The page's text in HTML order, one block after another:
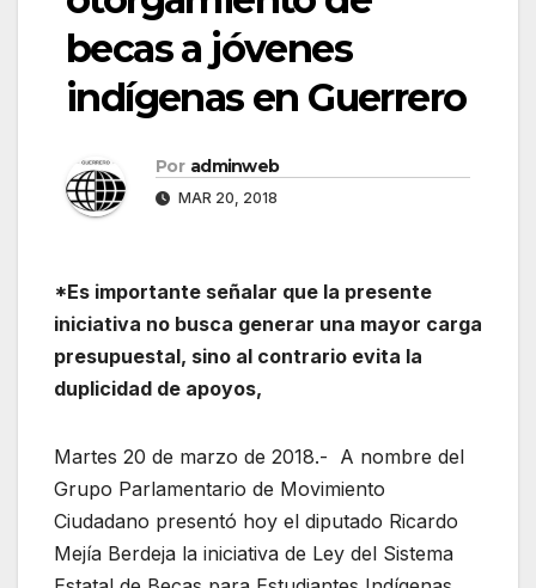
becas a jóvenes
indígenas en Guerrero
Por adminweb
MAR 20, 2018
*Es importante señalar que la presente
iniciativa no busca generar una mayor carga
presupuestal, sino al contrario evita la
duplicidad de apoyos,
Martes 20 de marzo de 2018.- A nombre del
Grupo Parlamentario de Movimiento
Ciudadano presentó hoy el diputado Ricardo
Mejía Berdeja la iniciativa de Ley del Sistema